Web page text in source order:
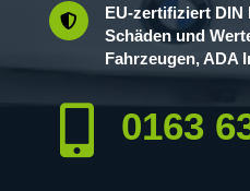

EU-zertifiziert DIN
Schäden und
Fahrzeugen, ADA
 0163